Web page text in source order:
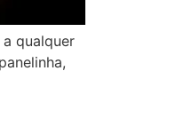
qualquer